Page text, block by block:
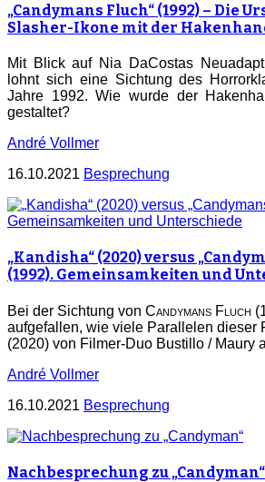
„Candymans Fluch“ (1992) – Die
Slasher-Ikone mit der
Mit Blick auf Nia DaCostas
lohnt sich eine Sichtung des
Jahre 1992. Wie wurde der
gestaltet?
André Vollmer
16.10.2021 Besprechung
„Kandisha“ (2020) versus
(1992). Gemeinsamkeiten und
Bei der Sichtung von Candymans Fluch
aufgefallen, wie viele Parallelen dieser
(2020) von Filmer-Duo Bustillo / Maury
André Vollmer
16.10.2021 Besprechung
Nachbesprechung zu „Candyman“